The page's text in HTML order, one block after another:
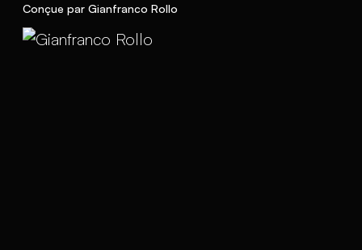
Conçue par Gianfranco Rollo